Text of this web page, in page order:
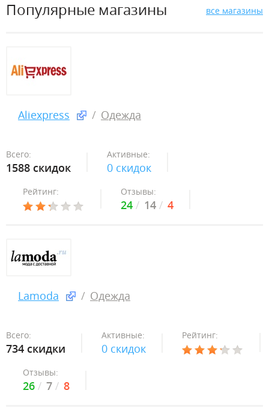
Популярные магазины все магазины
Aliexpress Одежда
Всего:
1588 скидок
Активные:
0 скидок
Рейтинг: Отзывы:
24 14 4
Lamoda Одежда
Всего:
734 скидки
Активные:
0 скидок
Рейтинг:
Отзывы:
26 7 8